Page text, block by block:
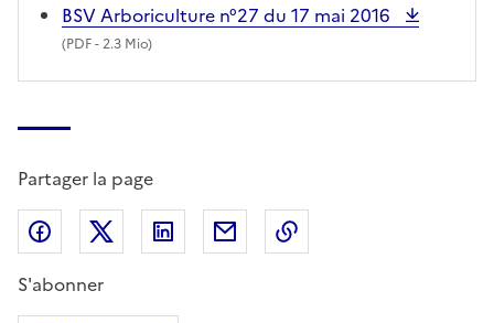
BSV Arboriculture n°27 du 17 mai 2016
(PDF- 2.3 Mio)
Partager la page
Partager sur Facebook
Partager sur X (anciennement Twitter)
Partager sur LinkedIn
Partager par email
S'abonner